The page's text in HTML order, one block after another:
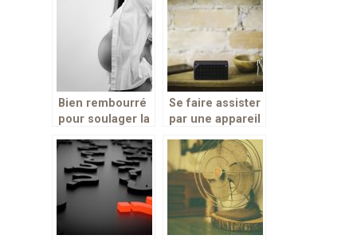
Voici la solution
sur ses
vêtements ?
Bien rembourré
pour soulager la
pendant et après
la grossesse!
Se faire assister
par une appareil